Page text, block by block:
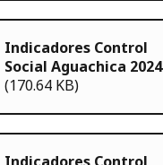
Indicadores Control
Social Aguachica 2024
(170.64 KB)
Indicadores Control